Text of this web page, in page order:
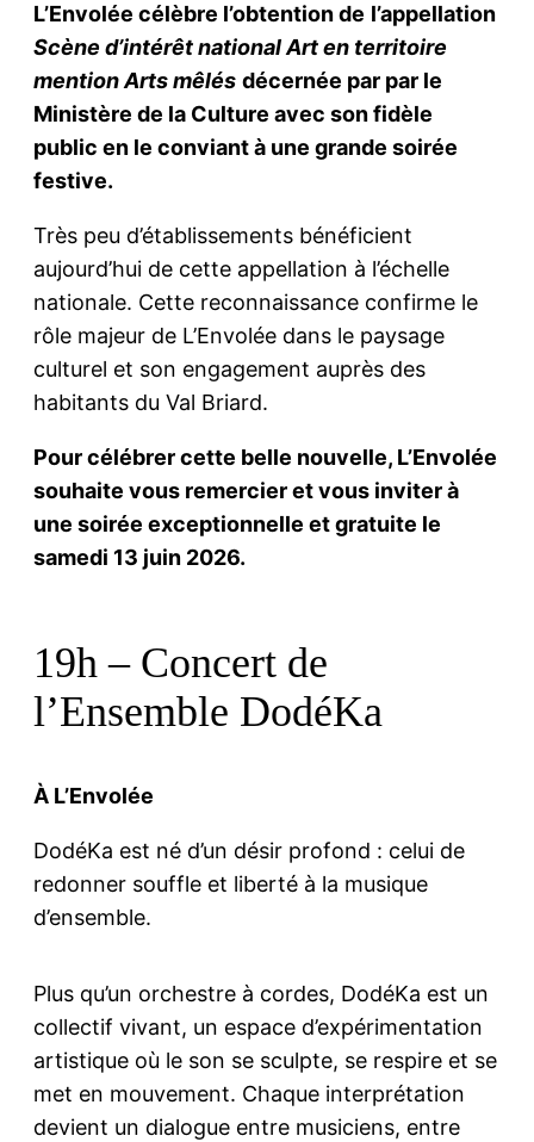
L’Envolée célèbre l’obtention de l’appellation
Scène d’intérêt national Art en territoire
mention Arts mêlés décernée par par le
Ministère de la Culture avec son fidèle
public en le conviant à une grande soirée
festive.
Très peu d’établissements bénéficient
aujourd’hui de cette appellation à l’échelle
nationale. Cette reconnaissance confirme le
rôle majeur de L’Envolée dans le paysage
culturel et son engagement auprès des
habitants du Val Briard.
Pour célébrer cette belle nouvelle, L’Envolée
souhaite vous remercier et vous inviter à
une soirée exceptionnelle et gratuite le
samedi 13 juin 2026.
19h – Concert de
l’Ensemble DodéKa
À L’Envolée
DodéKa est né d’un désir profond : celui de
redonner souffle et liberté à la musique
d’ensemble.
Plus qu’un orchestre à cordes, DodéKa est un
collectif vivant, un espace d’expérimentation
artistique où le son se sculpte, se respire et se
met en mouvement. Chaque interprétation
devient un dialogue entre musiciens, entre